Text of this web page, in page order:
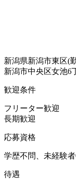
新潟県新潟市東区(
新潟市中央区女池6
歓迎条件
フリーター歓迎
長期歓迎
応募資格
学歴不問、未経験
待遇